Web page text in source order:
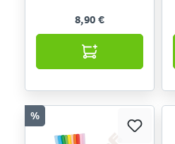
8,90 €
%